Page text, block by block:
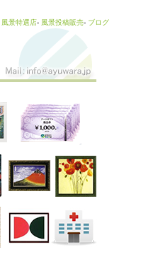
風景特選店- 風景投稿販売- ブログ